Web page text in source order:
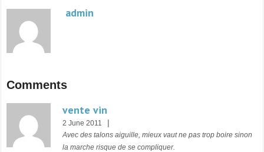
admin
Comments
vente vin
2 June 2011 |
Avec des talons aiguille, mieux vaut ne pas trop boire sinon
la marche risque de se compliquer.